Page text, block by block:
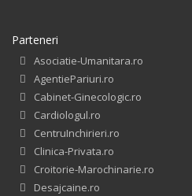
Parteneri
Asociatie-Umanitara.ro
AgentiePariuri.ro
Cabinet-Ginecologic.ro
Cardiologul.ro
CentruInchirieri.ro
Clinica-Privata.ro
Croitorie-Marochinarie.ro
Desajcaine.ro